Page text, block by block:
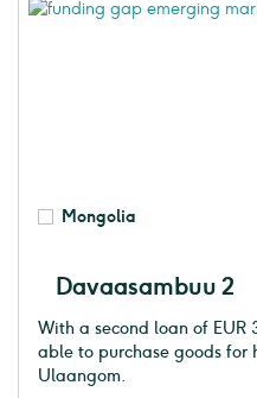
Mongolia
Davaasambuu 2
With a second loan of
able to purchase goods for
Ulaangom.